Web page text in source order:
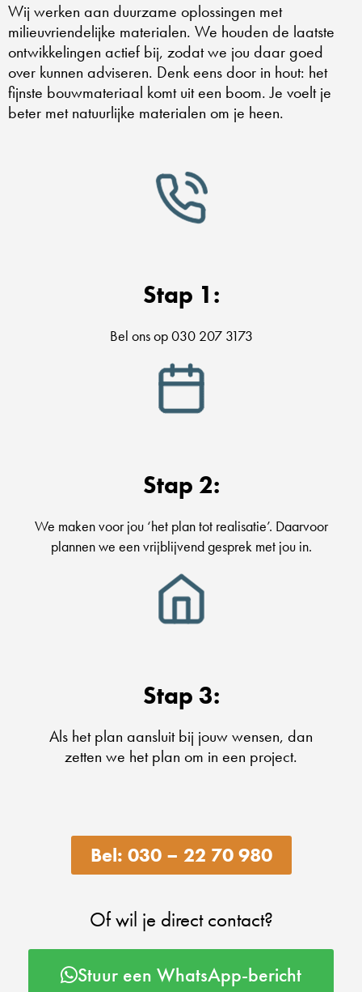
Wij werken aan duurzame oplossingen met
milieuvriendelijke materialen. We houden de laatste
ontwikkelingen actief bij, zodat we jou daar goed
over kunnen adviseren. Denk eens door in hout: het
fijnste bouwmateriaal komt uit een boom. Je voelt je
beter met natuurlijke materialen om je heen.
Stap 1:
Bel ons op 030 207 3173
Stap 2:
We maken voor jou ‘het plan tot realisatie’. Daarvoor
plannen we een vrijblijvend gesprek met jou in.
Stap 3:
Als het plan aansluit bij jouw wensen, dan
zetten we het plan om in een project.
Bel: 030 – 22 70 980
Of wil je direct contact?
Stuur een WhatsApp-bericht